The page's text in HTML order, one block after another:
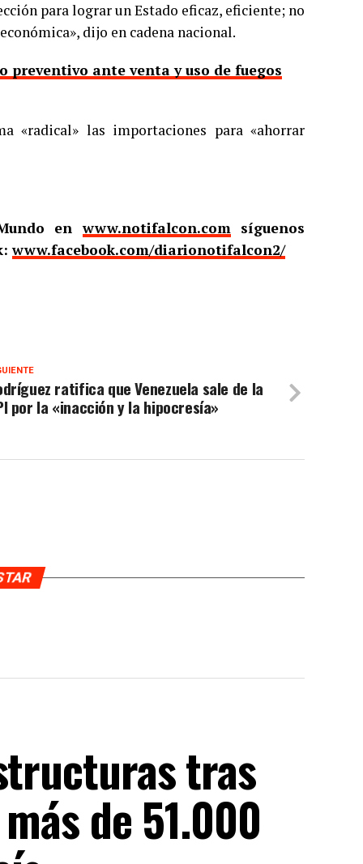
para lograr un Estado eficaz, eficiente; no
dijo en cadena nacional.
preventivo ante venta y uso de fuegos
«radical» las importaciones para «ahorrar
enwww.notifalcon.comsíguenos
www.facebook.com/diarionotifalcon2/
ratifica que Venezuela sale de la
por la «inacción y la hipocresía»
tras
de 51.000